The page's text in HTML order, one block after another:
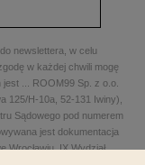
newslettera, w celu
w każdej chwili mogę
jest
ROOM99 Sp. z o.o.
125/H-10a, 52-131 Iwiny),
Sądowego pod numerem
jest dokumentacja
Wrocławiu, IX Wydział